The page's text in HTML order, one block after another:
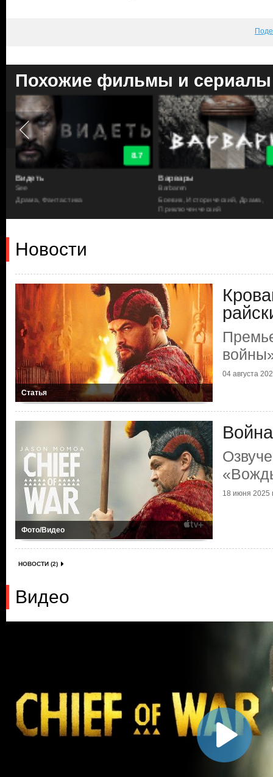
Похожие фильмы и сериалы
8.7
Видеть
See
Драма, Фантастика
Варвары
Barbaren
Боевик, Исторический, Драма,
Приключенческий
Новости
Статья
04 августа
Фото/Видео
18 июня 2025
НОВОСТИ (2)
Видео